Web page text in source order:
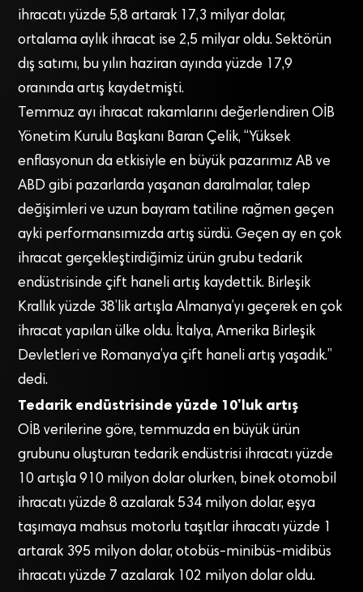
ihracatı yüzde 5,8 artarak 17,3 milyar dolar,
ortalama aylık ihracat ise 2,5 milyar oldu. Sektörün
dış satımı, bu yılın haziran ayında yüzde 17,9
oranında artış kaydetmişti.
Temmuz ayı ihracat rakamlarını değerlendiren OİB
Yönetim Kurulu Başkanı Baran Çelik, “Yüksek
enflasyonun da etkisiyle en büyük pazarımız AB ve
ABD gibi pazarlarda yaşanan daralmalar, talep
değişimleri ve uzun bayram tatiline rağmen geçen
ayki performansımızda artış sürdü. Geçen ay en çok
ihracat gerçekleştirdiğimiz ürün grubu tedarik
endüstrisinde çift haneli artış kaydettik. Birleşik
Krallık yüzde 38’lik artışla Almanya’yı geçerek en çok
ihracat yapılan ülke oldu. İtalya, Amerika Birleşik
Devletleri ve Romanya’ya çift haneli artış yaşadık.”
dedi.
Tedarik endüstrisinde yüzde 10’luk artış
OİB verilerine göre, temmuzda en büyük ürün
grubunu oluşturan tedarik endüstrisi ihracatı yüzde
10 artışla 910 milyon dolar olurken, binek otomobil
ihracatı yüzde 8 azalarak 534 milyon dolar, eşya
taşımaya mahsus motorlu taşıtlar ihracatı yüzde 1
artarak 395 milyon dolar, otobüs-minibüs-midibüs
ihracatı yüzde 7 azalarak 102 milyon dolar oldu.